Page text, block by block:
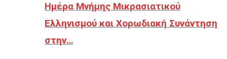
Ημέρα Μνήμης Μικρασιατικού
Ελληνισμού και Χορωδιακή Συνάντηση
στην…